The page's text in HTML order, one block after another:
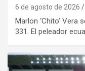
6 de agosto de 2026
Marlon ‘Chito’ Vera
331. El peleador